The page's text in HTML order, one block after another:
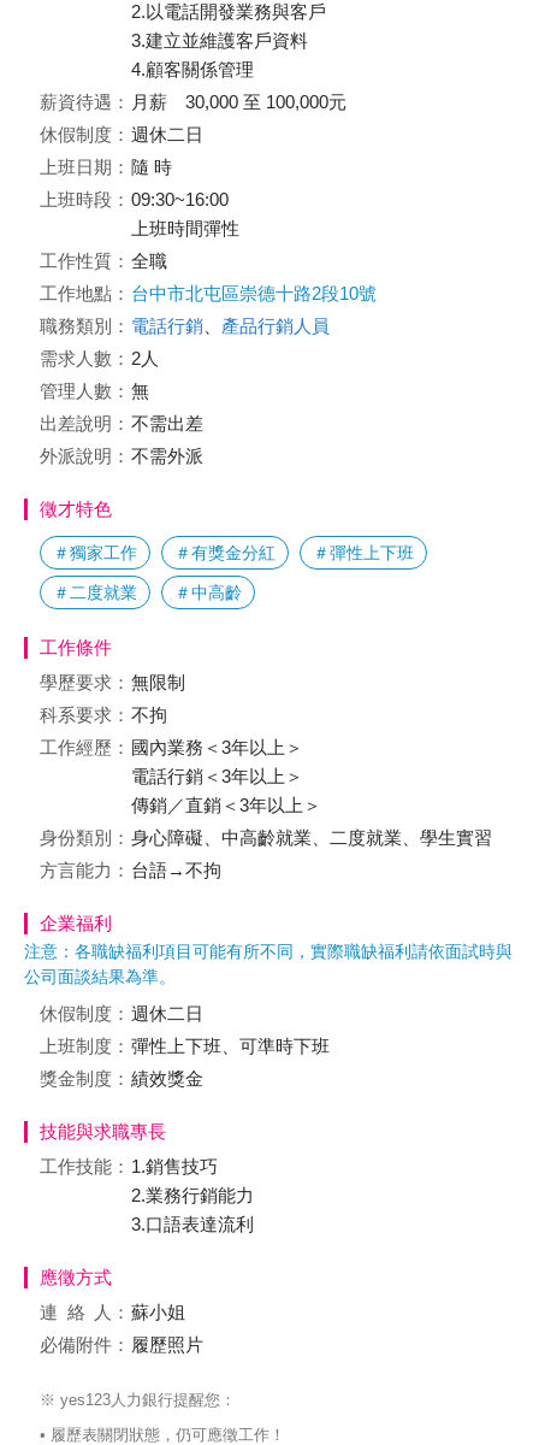
2.以電話開發業務與客戶
3.建立並維護客戶資料
4.顧客關係管理
薪資待遇： 月薪 30,000 至 100,000元
休假制度： 週休二日
上班日期： 隨 時
上班時段： 09:30~16:00
上班時間彈性
工作性質： 全職
工作地點： 台中市北屯區崇德十路2段10號
職務類別： 電話行銷
產品行銷人員
需求人數： 2人
管理人數： 無
出差說明： 不需出差
外派說明： 不需外派
徵才特色
＃獨家工作 ＃有獎金分紅 ＃彈性上下班
＃二度就業 ＃中高齡
工作條件
學歷要求： 無限制
科系要求： 不拘
工作經歷： 國內業務＜3年以上＞
電話行銷＜3年以上＞
傳銷／直銷＜3年以上＞
身份類別： 身心障礙、中高齡就業、二度就業、學生實習
方言能力： 台語→不拘
企業福利
注意：各職缺福利項目可能有所不同，實際職缺福利請依面試時與
公司面談結果為準。
休假制度： 週休二日
上班制度： 彈性上下班、可準時下班
獎金制度： 績效獎金
技能與求職專長
工作技能： 1.銷售技巧
2.業務行銷能力
3.口語表達流利
應徵方式
連絡
人： 蘇小姐
必備附件： 履歷照片
※ yes123人力銀行提醒您：
• 履歷表關閉狀態，仍可應徵工作！